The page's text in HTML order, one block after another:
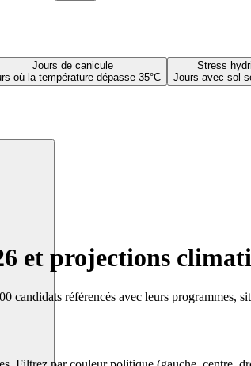
Jours de canicule
où la température dépasse 35°C
Stress
Jours avec sol
et projections
référencés avec leurs programmes,